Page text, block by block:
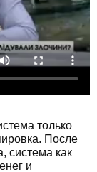
только
После
система как
и